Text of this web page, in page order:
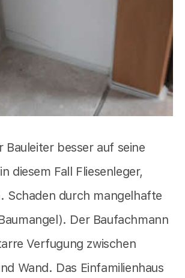
Bauleiter besser auf seine
diesem Fall Fliesenleger,
Schaden durch mangelhafte
Der Baufachmann
Verfugung zwischen
Wand. Das Einfamilienhaus